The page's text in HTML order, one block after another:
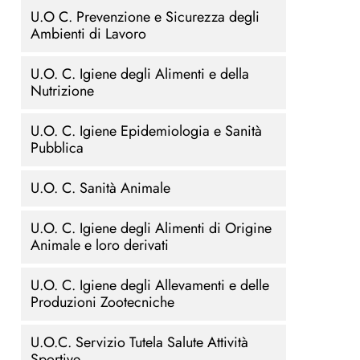
U.O C. Prevenzione e Sicurezza degli
Ambienti di Lavoro
U.O. C. Igiene degli Alimenti e della
Nutrizione
U.O. C. Igiene Epidemiologia e Sanità
Pubblica
U.O. C. Sanità Animale
U.O. C. Igiene degli Alimenti di Origine
Animale e loro derivati
U.O. C. Igiene degli Allevamenti e delle
Produzioni Zootecniche
U.O.C. Servizio Tutela Salute Attività